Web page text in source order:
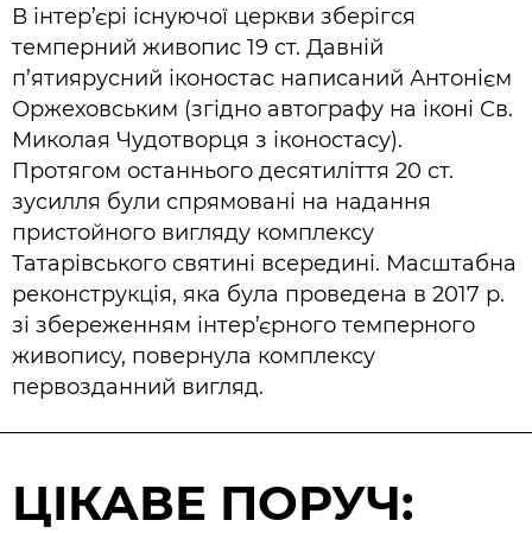
В інтер’єрі існуючої церкви зберігся
темперний живопис 19 ст. Давній
п’ятиярусний іконостас написаний Антонієм
Оржеховським (згідно автографу на іконі Св.
Миколая Чудотворця з іконостасу).
Протягом останнього десятиліття 20 ст.
зусилля були спрямовані на надання
пристойного вигляду комплексу
Татарівського святині всередині. Масштабна
реконструкція, яка була проведена в 2017 р.
зі збереженням інтер’єрного темперного
живопису, повернула комплексу
первозданний вигляд.
ЦІКАВЕ ПОРУЧ: